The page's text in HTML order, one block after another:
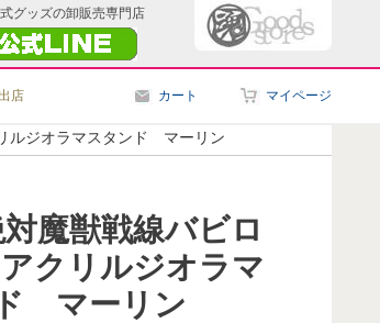
グッズの卸販売専門店
店 カート マイページ
ルジオラマスタンド マーリン
魔獣戦線バビロ
クリルジオラマ
マーリン